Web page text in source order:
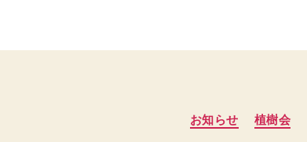
お知らせ 植樹会